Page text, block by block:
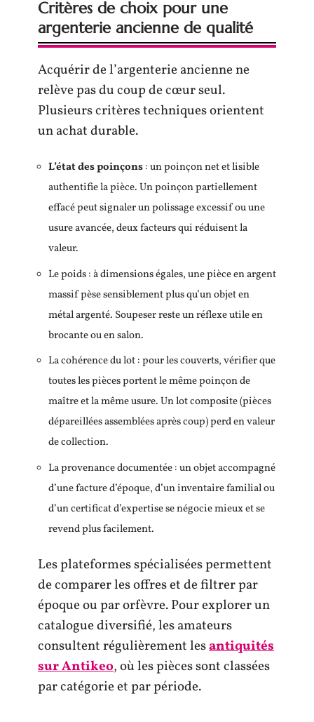
Critères de choix pour une
argenterie ancienne de qualité
Acquérir de l’argenterie ancienne ne
relève pas du coup de cœur seul.
Plusieurs critères techniques orientent
un achat durable.
L’état des poinçons: un poinçon net et lisible
authentifie la pièce. Un poinçon partiellement
effacé peut signaler un polissage excessif ou une
usure avancée, deux facteurs qui réduisent la
valeur.
Le poids : à dimensions égales, une pièce en argent
massif pèse sensiblement plus qu’un objet en
métal argenté. Soupeser reste un réflexe utile en
brocante ou en salon.
La cohérence du lot : pour les couverts, vérifier que
toutes les pièces portent le même poinçon de
maître et la même usure. Un lot composite (pièces
dépareillées assemblées après coup) perd en valeur
de collection.
La provenance documentée : un objet accompagné
d’une facture d’époque, d’un inventaire familial ou
d’un certificat d’expertise se négocie mieux et se
revend plus facilement.
Les plateformes spécialisées permettent
de comparer les offres et de filtrer par
époque ou par orfèvre. Pour explorer un
catalogue diversifié, les amateurs
consultent régulièrement lesantiquités
sur Antikeo, où les pièces sont classées
par catégorie et par période.